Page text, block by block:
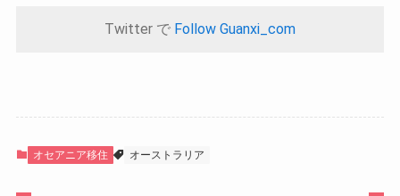
Twitter で Follow Guanxi_com
オセアニア移住 オーストラリア